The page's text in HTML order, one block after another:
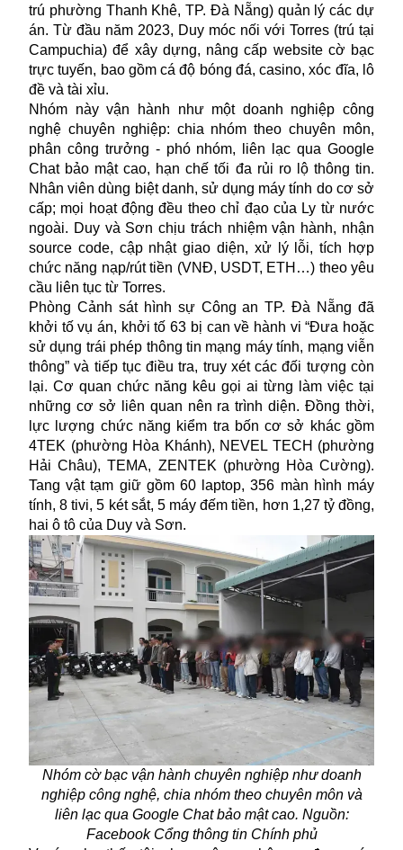
trú phường Thanh Khê, TP. Đà Nẵng) quản lý các dự
án. Từ đầu năm 2023, Duy móc nối với Torres (trú tại
Campuchia) để xây dựng, nâng cấp website cờ bạc
trực tuyến, bao gồm cá độ bóng đá, casino, xóc đĩa, lô
đề và tài xỉu.
Nhóm này vận hành như một doanh nghiệp công
nghệ chuyên nghiệp: chia nhóm theo chuyên môn,
phân công trưởng - phó nhóm, liên lạc qua Google
Chat bảo mật cao, hạn chế tối đa rủi ro lộ thông tin.
Nhân viên dùng biệt danh, sử dụng máy tính do cơ sở
cấp; mọi hoạt động đều theo chỉ đạo của Ly từ nước
ngoài. Duy và Sơn chịu trách nhiệm vận hành, nhận
source code, cập nhật giao diện, xử lý lỗi, tích hợp
chức năng nạp/rút tiền (VNĐ, USDT, ETH…) theo yêu
cầu liên tục từ Torres.
Phòng Cảnh sát hình sự Công an TP. Đà Nẵng đã
khởi tố vụ án, khởi tố 63 bị can về hành vi “Đưa hoặc
sử dụng trái phép thông tin mạng máy tính, mạng viễn
thông” và tiếp tục điều tra, truy xét cácđối tượng còn
lại. Cơ quan chức năng kêu gọi ai từng làm việc tại
những cơ sở liên quan nên ra trình diện. Đồng thời,
lực lượng chức năng kiểm tra bốn cơ sở khác gồm
4TEK (phường Hòa Khánh), NEVEL TECH (phường
Hải Châu), TEMA, ZENTEK (phường Hòa Cường).
Tang vật tạm giữ gồm 60 laptop, 356 màn hình máy
tính, 8 tivi, 5 két sắt, 5 máy đếm tiền, hơn 1,27 tỷ đồng,
hai ô tô của Duy và Sơn.
Nhóm cờ bạc vận hành chuyên nghiệp như doanh
nghiệp công nghệ, chia nhóm theo chuyên môn và
liên lạc qua Google Chat bảo mật cao. Nguồn:
Facebook Cổng thông tin Chính phủ